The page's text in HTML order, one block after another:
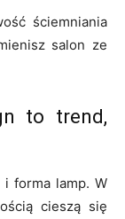
ściemniania
salon ze
to trend,
forma lamp. W
cieszą się